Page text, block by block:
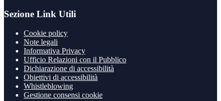
Sezione Link Utili
Cookie policy
Note legali
Informativa Privacy
Ufficio Relazioni con il Pubblico
Dichiarazione di accessibilità
Obiettivi di accessibilità
Whistleblowing
Gestione consensi cookie